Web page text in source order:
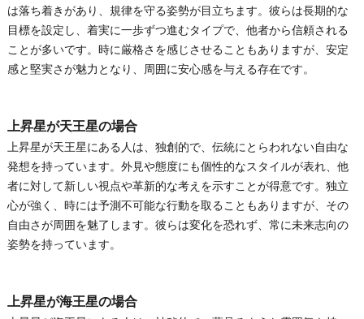
は落ち着きがあり、規律を守る姿勢が目立ちます。彼らは長期的な
目標を設定し、着実に一歩ずつ進むタイプで、他者から信頼される
ことが多いです。時に厳格さを感じさせることもありますが、安定
感と堅実さが魅力となり、周囲に安心感を与える存在です。
上昇星が天王星の場合
上昇星が天王星にある人は、独創的で、伝統にとらわれない自由な
発想を持っています。外見や態度にも個性的なスタイルが表れ、他
者に対して新しい視点や革新的な考えを示すことが得意です。独立
心が強く、時には予測不可能な行動を取ることもありますが、その
自由さが周囲を魅了します。彼らは変化を恐れず、常に未来志向の
姿勢を持っています。
上昇星が海王星の場合